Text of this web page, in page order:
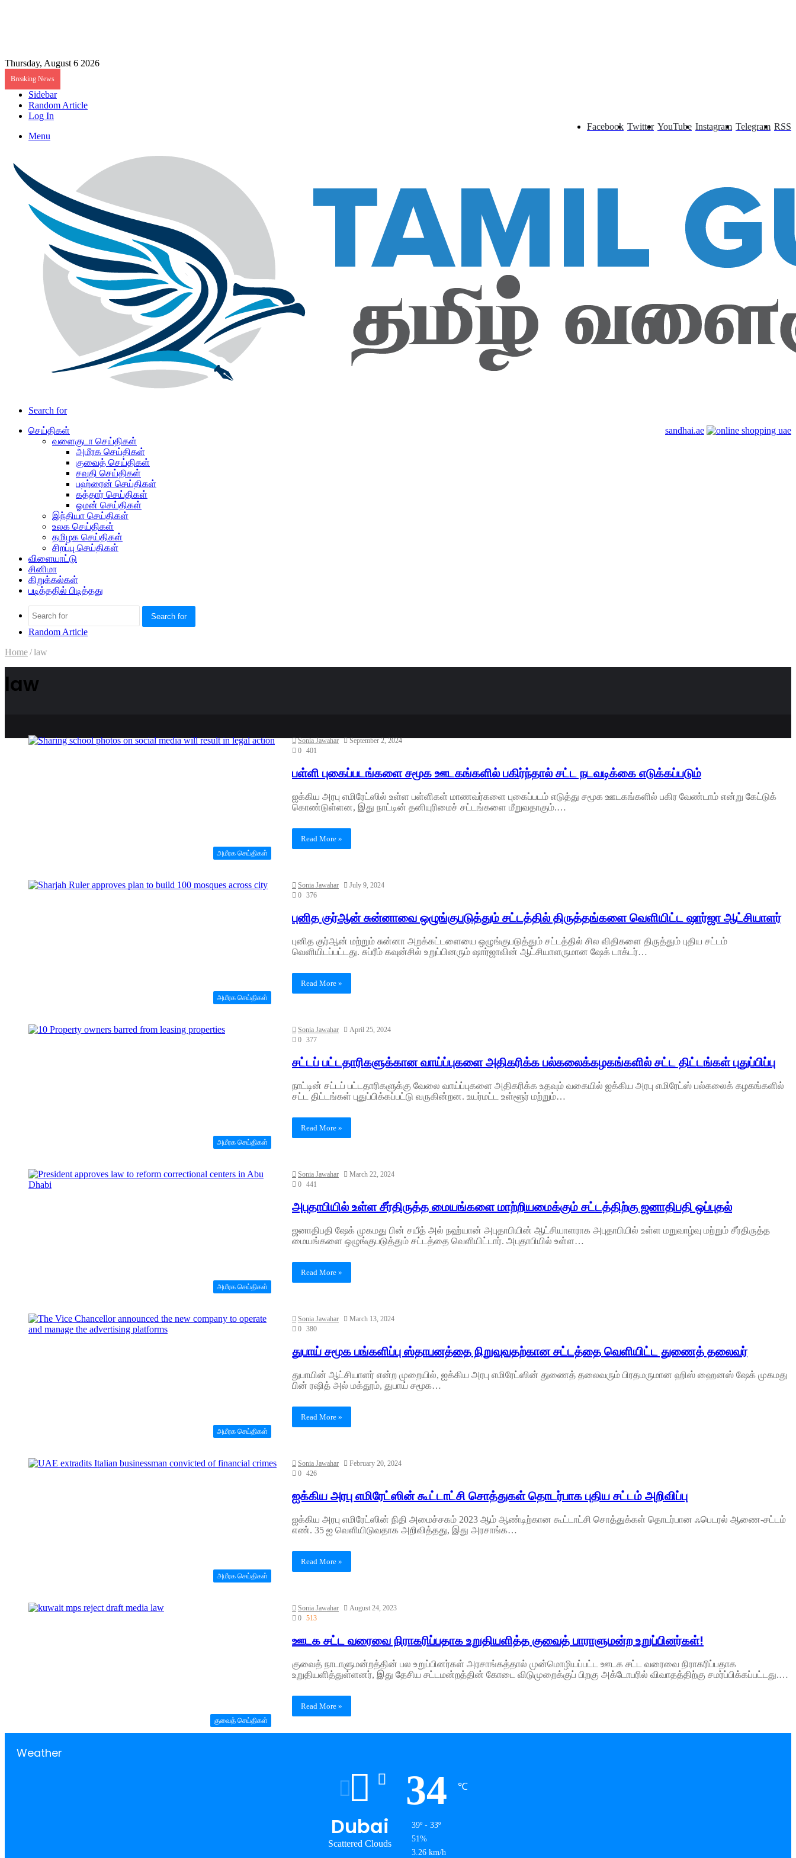
Thursday, August 6 2026
Breaking News
Sidebar
Random Article
Log In
RSS
Telegram
Instagram
YouTube
Twitter
Facebook
Menu
Search for
sandhai.ae
செய்திகள்
வளைகுடா செய்திகள்
அமீரக செய்திகள்
குவைத் செய்திகள்
சவுதி செய்திகள்
பஹ்ரைன் செய்திகள்
கத்தார் செய்திகள்
ஓமன் செய்திகள்
இந்தியா செய்திகள்
உலக செய்திகள்
தமிழக செய்திகள்
சிறப்பு செய்திகள்
விளையாட்டு
சினிமா
கிறுக்கல்கள்
படித்ததில் பிடித்தது
Search for
Random Article
Home/law
law
அமீரக செய்திகள்
Sonia Jawahar
September 2, 2024
0 401
பள்ளி புகைப்படங்களை சமூக ஊடகங்களில் பகிர்ந்தால் சட்ட நடவடிக்கை எடுக்கப்படும்
ஐக்கிய அரபு எமிரேட்ஸில் உள்ள பள்ளிகள் மாணவர்களை புகைப்படம் எடுத்து சமூக ஊடகங்களில் பகிர வேண்டாம் என்று கேட்டுக்
கொண்டுள்ளன, இது நாட்டின் தனியுரிமைச் சட்டங்களை மீறுவதாகும்.…
Read More »
அமீரக செய்திகள்
Sonia Jawahar
July 9, 2024
0 376
புனித குர்ஆன் சுன்னாவை ஒழுங்குபடுத்தும் சட்டத்தில் திருத்தங்களை வெளியிட்ட ஷார்ஜா ஆட்சியாளர்
புனித குர்ஆன் மற்றும் சுன்னா அறக்கட்டளையை ஒழுங்குபடுத்தும் சட்டத்தில் சில விதிகளை திருத்தும் புதிய சட்டம்
வெளியிடப்பட்டது. சுப்ரீம் கவுன்சில் உறுப்பினரும் ஷார்ஜாவின் ஆட்சியாளருமான ஷேக் டாக்டர்…
Read More »
அமீரக செய்திகள்
Sonia Jawahar
April 25, 2024
0 377
சட்டப் பட்டதாரிகளுக்கான வாய்ப்புகளை அதிகரிக்க பல்கலைக்கழகங்களில் சட்ட திட்டங்கள் புதுப்பிப்பு
நாட்டின் சட்டப் பட்டதாரிகளுக்கு வேலை வாய்ப்புகளை அதிகரிக்க உதவும் வகையில் ஐக்கிய அரபு எமிரேட்ஸ் பல்கலைக் கழகங்களில்
சட்ட திட்டங்கள் புதுப்பிக்கப்பட்டு வருகின்றன. உயர்மட்ட உள்ளூர் மற்றும்…
Read More »
அமீரக செய்திகள்
Sonia Jawahar
March 22, 2024
0 441
அபுதாபியில் உள்ள சீர்திருத்த மையங்களை மாற்றியமைக்கும் சட்டத்திற்கு ஜனாதிபதி ஒப்புதல்
ஜனாதிபதி ஷேக் முகமது பின் சயீத் அல் நஹ்யான் அபுதாபியின் ஆட்சியாளராக அபுதாபியில் உள்ள மறுவாழ்வு மற்றும் சீர்திருத்த
மையங்களை ஒழுங்குபடுத்தும் சட்டத்தை வெளியிட்டார். அபுதாபியில் உள்ள…
Read More »
அமீரக செய்திகள்
Sonia Jawahar
March 13, 2024
0 380
துபாய் சமூக பங்களிப்பு ஸ்தாபனத்தை நிறுவுவதற்கான சட்டத்தை வெளியிட்ட துணைத் தலைவர்
துபாயின் ஆட்சியாளர் என்ற முறையில், ஐக்கிய அரபு எமிரேட்ஸின் துணைத் தலைவரும் பிரதமருமான ஹிஸ் ஹைனஸ் ஷேக் முகமது
பின் ரஷித் அல் மக்தூம், துபாய் சமூக…
Read More »
அமீரக செய்திகள்
Sonia Jawahar
February 20, 2024
0 426
ஐக்கிய அரபு எமிரேட்ஸின் கூட்டாட்சி சொத்துகள் தொடர்பாக புதிய சட்டம் அறிவிப்பு
ஐக்கிய அரபு எமிரேட்ஸின் நிதி அமைச்சகம் 2023 ஆம் ஆண்டிற்கான கூட்டாட்சி சொத்துக்கள் தொடர்பான ஃபெடரல் ஆணை-சட்டம்
எண். 35 ஐ வெளியிடுவதாக அறிவித்தது, இது அரசாங்க…
Read More »
குவைத் செய்திகள்
Sonia Jawahar
August 24, 2023
0 513
ஊடக சட்ட வரைவை நிராகரிப்பதாக உறுதியளித்த குவைத் பாராளுமன்ற உறுப்பினர்கள்!
குவைத் நாடாளுமன்றத்தின் பல உறுப்பினர்கள் அரசாங்கத்தால் முன்மொழியப்பட்ட ஊடக சட்ட வரைவை நிராகரிப்பதாக
உறுதியளித்துள்ளனர், இது தேசிய சட்டமன்றத்தின் கோடை விடுமுறைக்குப் பிறகு அக்டோபரில் விவாதத்திற்கு சமர்ப்பிக்கப்பட்டது.…
Read More »
Weather
Dubai
Scattered Clouds
34 ℃
39º - 33º
51%
3.26 km/h